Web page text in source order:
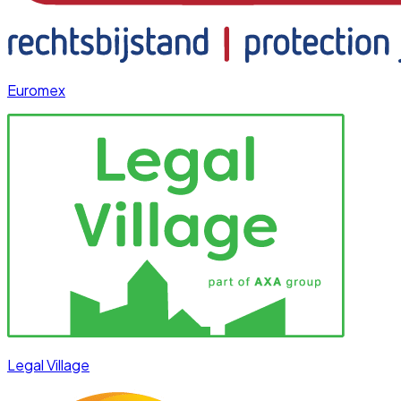
Euromex
Legal Village